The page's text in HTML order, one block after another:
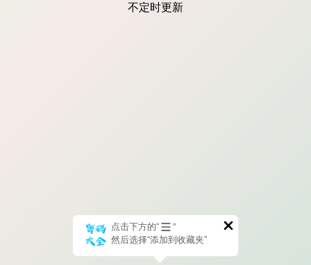
不定时更新
点击下方的“
”
然后选择“添加到收藏夹”